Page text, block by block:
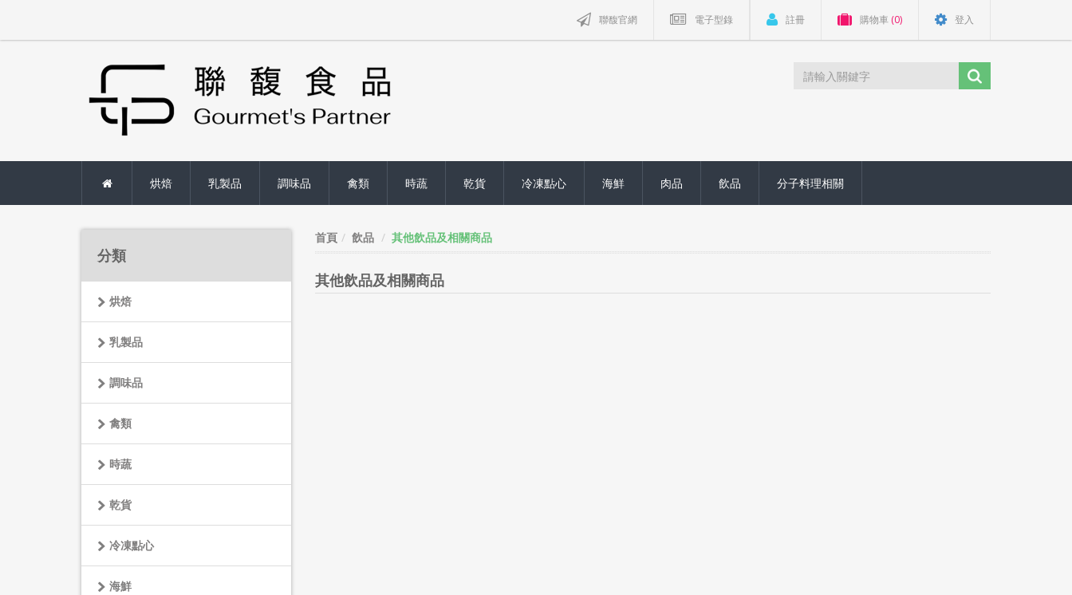
聯馥官網 電子型錄 註冊 購物車 (0) 登入
烘焙 乳製品 調味品 禽類 時蔬 乾貨 冷凍點心 海鮮 肉品 飲品 分子料理相關
分類
烘焙
乳製品
調味品
禽類
時蔬
乾貨
冷凍點心
海鮮
首頁 飲品 其他飲品及相關商品
其他飲品及相關商品